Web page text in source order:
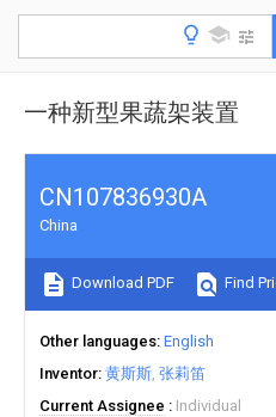
一种新型果蔬架装置
CN107836930A
China
Download PDF Find
Other languages English
Inventor 黄斯斯 张莉笛
Current Assignee
Individual